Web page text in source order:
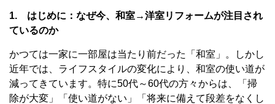
1. はじめに：なぜ今、和室→洋室リフォームが注目され
ているのか
かつては一家に一部屋は当たり前だった「和室」。しかし
近年では、ライフスタイルの変化により、和室の使い道が
減ってきています。特に50代～60代の方々からは、「掃
除が大変」「使い道がない」「将来に備えて段差をなくし